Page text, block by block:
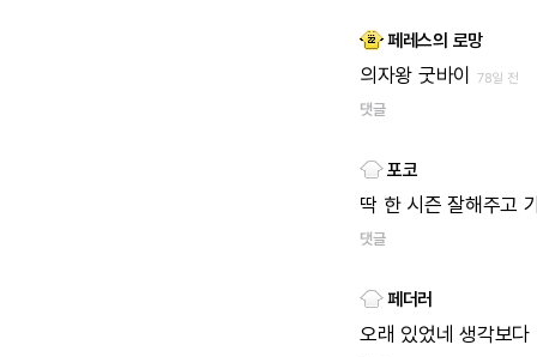
페레스의 로망
의자왕 굿바이 78일 전
댓글
포코
딱 한 시즌 잘해주고
댓글
페더러
오래 있었네 생각보다